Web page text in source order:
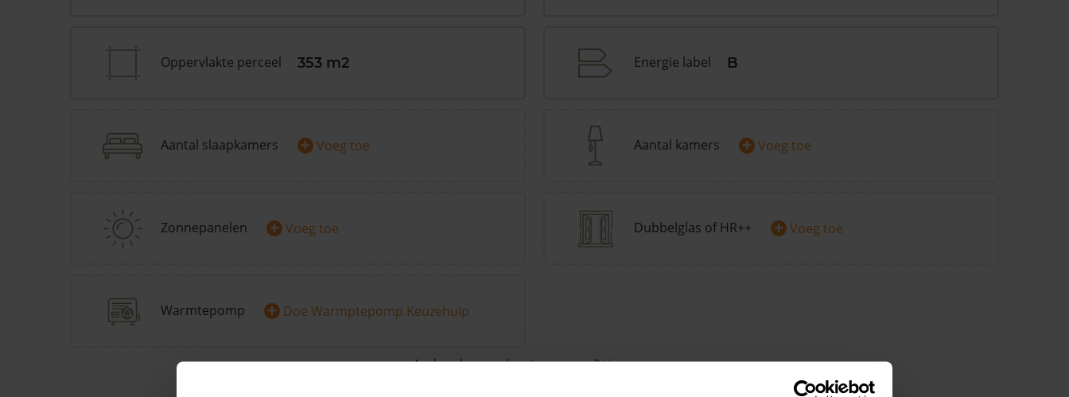
Oppervlakte perceel 353 m2 Energie label B
Aantal slaapkamers + Voeg toe Aantal kamers + Voeg toe
Zonnepanelen + Voeg toe Dubbelglas of HR++ + Voeg toe
Warmtepomp + Doe Warmptepomp Keuzehulp
Andere kenmerken toevoegen?Voeg toe